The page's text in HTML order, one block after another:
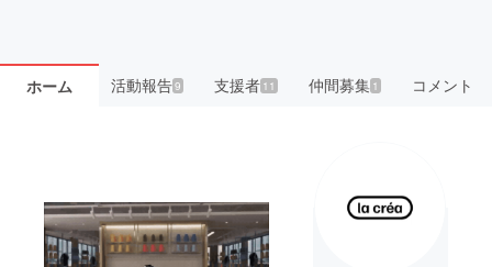
ホーム 活動報告9 支援者 11 仲間募集 1 コメント